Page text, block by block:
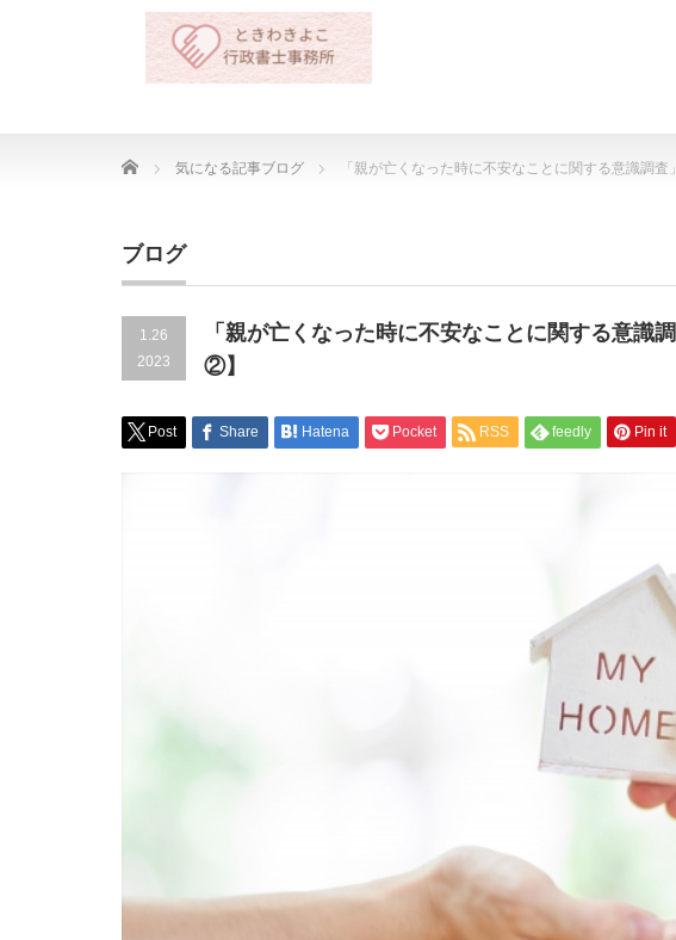
Home 気になる記事ブログ 「親が亡くなった時に不安なことに関する意識調
ブログ
1.26
2023
「親が亡くなった時に不安なことに関する意識
②】
Post Share Hatena Pocket RSS feedly Pin it